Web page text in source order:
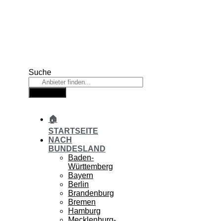
Suche
🏠
STARTSEITE
NACH
BUNDESLAND
Baden-
Württemberg
Bayern
Berlin
Brandenburg
Bremen
Hamburg